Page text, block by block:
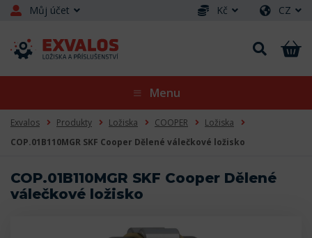
Můj účet Kč CZ
Menu
Exvalos Produkty Ložiska COOPER
Ložiska
COP.01B110MGR SKF Cooper Dělené válečkové ložisko
COP.01B110MGR SKF Cooper Dělené
válečkové ložisko